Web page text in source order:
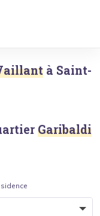
à Saint-
Garibaldi